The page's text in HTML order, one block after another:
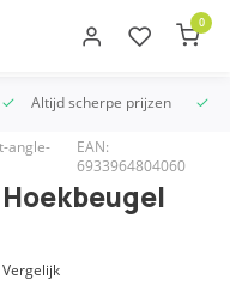
0
Altijd scherpe prijzen
angle-
EAN:
6933964804060
Vergelijk